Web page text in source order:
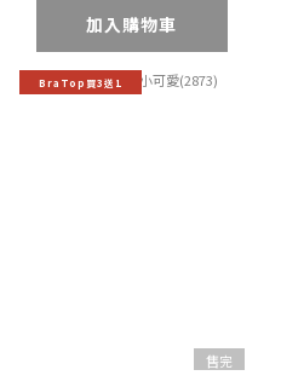
加入購物車
BraTop買3送1
售完